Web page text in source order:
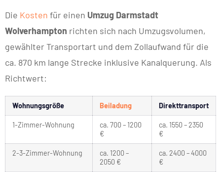
Die Kosten für einen Umzug Darmstadt
Wolverhampton richten sich nach Umzugsvolumen,
gewählter Transportart und dem Zollaufwand für die
ca. 870 km lange Strecke inklusive Kanalquerung. Als
Richtwert:
Wohnungsgröße Beiladung Direkttransport
1-Zimmer-Wohnung
ca. 700 – 1200
€
ca. 1550 – 2350
€
2-3-Zimmer-Wohnung
ca. 1200 –
2050 €
ca. 2400 – 4000
€